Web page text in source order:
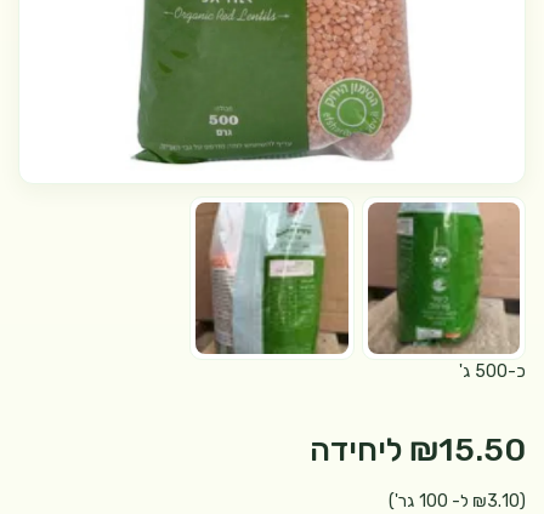
כ-500 ג'
₪15.50 ליחידה
(₪3.10 ל- 100 גר')